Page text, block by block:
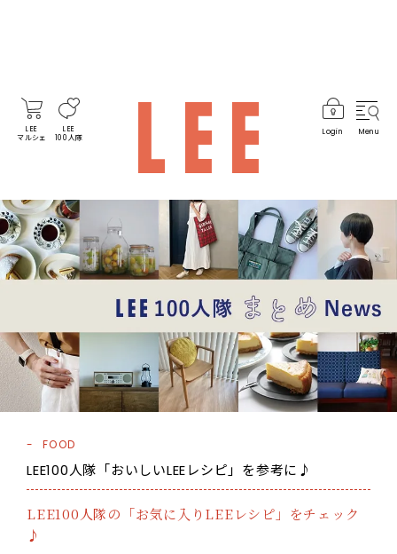
LEE
マルシェ
LEE
100人隊
Login Menu
FOOD
LEE100人隊「おいしいLEEレシピ」を参考に♪
LEE100人隊の「お気に入りLEEレシピ」をチェック
♪